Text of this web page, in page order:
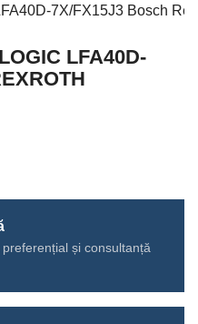
LFA40D-
și consultanță